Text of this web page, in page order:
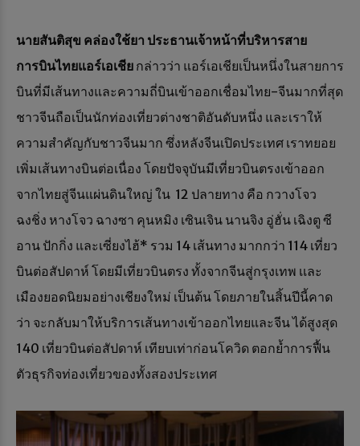
นายสันติสุข คล่องใช้ยา ประธานเจ้าหน้าที่บริหารสาย
การบินไทยแอร์เอเชีย กล่าวว่า แอร์เอเชียเป็นหนึ่งในสายการ
บินที่มีเส้นทางและความถี่บินเข้าออกเชื่อมไทย-จีนมากที่สุด
ชาวจีนถือเป็นนักท่องเที่ยวต่างชาติอันดับหนึ่ง และเราให้
ความสำคัญกับชาวจีนมาก ซึ่งหลังจีนเปิดประเทศ เราทยอย
เพิ่มเส้นทางบินต่อเนื่อง โดยปัจจุบันมีเที่ยวบินตรงเข้าออก
จากไทยสู่จีนแผ่นดินใหญ่ ใน 12 ปลายทาง คือ กวางโจว
ฉงชิ่ง หางโจว ฉางซา คุนหมิง เซินเจิน นานจิง อู่ฮั่น เฉิงตู ซี
อาน ปักกิ่ง และเซี่ยงไฮ้* รวม 14 เส้นทาง มากกว่า 114 เที่ยว
บินต่อสัปดาห์ โดยมีเที่ยวบินตรง ทั้งจากจีนสู่กรุงเทพ เเละ
เมืองยอดนิยมอย่างเชียงใหม่ เป็นต้น โดยภายในสิ้นปีนี้คาด
ว่า จะกลับมาให้บริการเส้นทางเข้าออกไทยและจีน ได้สูงสุด
140 เที่ยวบินต่อสัปดาห์ เทียบเท่าก่อนโควิด ตอกย้ำการฟื้น
ตัวธุรกิจท่องเที่ยวของทั้งสองประเทศ